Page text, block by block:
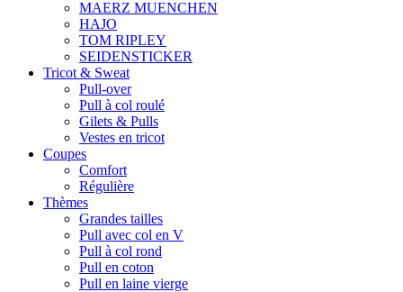
MAERZ MUENCHEN
HAJO
TOM RIPLEY
SEIDENSTICKER
Tricot & Sweat
Pull-over
Pull à col roulé
Gilets & Pulls
Vestes en tricot
Coupes
Comfort
Régulière
Thèmes
Grandes tailles
Pull avec col en V
Pull à col rond
Pull en coton
Pull en laine vierge